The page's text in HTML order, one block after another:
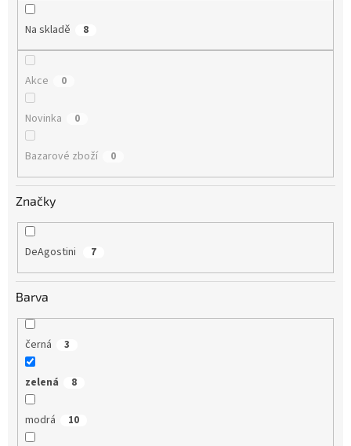
Na skladě 8
Akce 0
Novinka 0
Bazarové zboží 0
Značky
DeAgostini 7
Barva
černá 3
zelená 8
modrá 10